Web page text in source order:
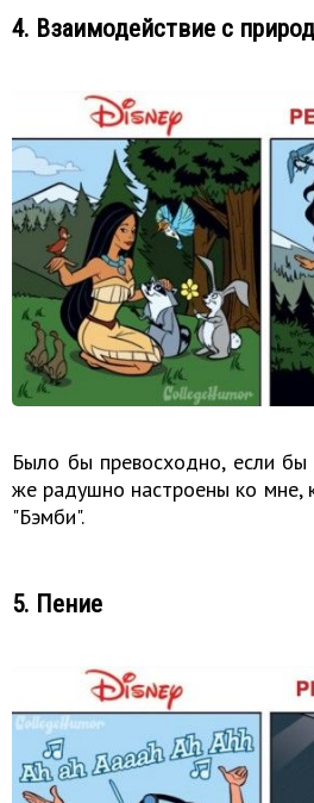
4. Взаимодействие с
Было бы превосходно, если
же радушно настроены ко мне,
"Бэмби".
5. Пение